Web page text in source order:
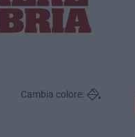
Cambia colore: